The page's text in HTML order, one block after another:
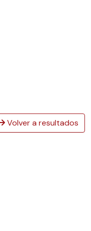
Volver a resultados